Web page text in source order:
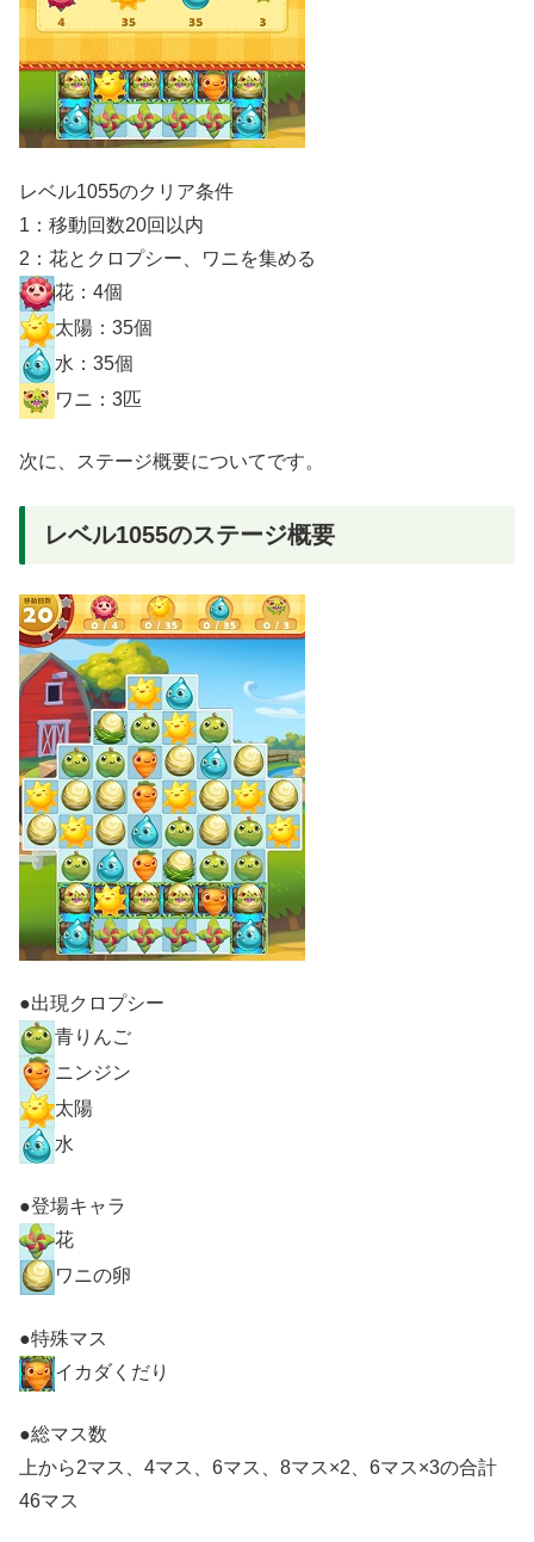
レベル1055のクリア条件
1：移動回数20回以内
2：花とクロプシー、ワニを集める
花：4個
太陽：35個
水：35個
ワニ：3匹
次に、ステージ概要についてです。
レベル1055のステージ概要
●出現クロプシー
青りんご
ニンジン
太陽
水
●登場キャラ
花
ワニの卵
●特殊マス
イカダくだり
●総マス数
上から2マス、4マス、6マス、8マス×2、6マス×3の合計
46マス